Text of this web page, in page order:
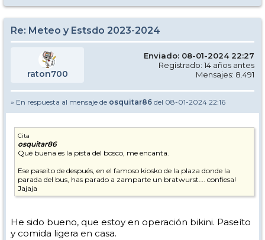
Re: Meteo y Estsdo 2023-2024
raton700
Enviado: 08-01-2024 22:27
Registrado: 14 años antes
Mensajes: 8.491
» En respuesta al mensaje de osquitar86 del 08-01-2024 22:16
Cita
osquitar86
Qué buena es la pista del bosco, me encanta.
Ese paseito de después, en el famoso kiosko de la plaza donde la
parada del bus, has parado a zamparte un bratwurst…. confiesa!
Jajaja
He sido bueno, que estoy en operación bikini. Paseíto
y comida ligera en casa.